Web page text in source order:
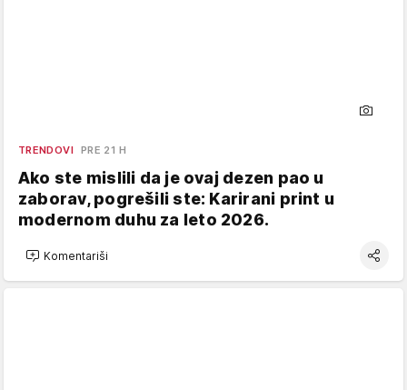
TRENDOVI PRE 21 H
Ako ste mislili da je ovaj dezen pao u
zaborav, pogrešili ste: Karirani print u
modernom duhu za leto 2026.
Komentariši